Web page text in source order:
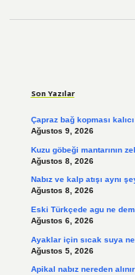
Son Yazılar
Çapraz bağ kopması
Ağustos 9, 2026
Kuzu göbeği mantarının
Ağustos 8, 2026
Nabız ve kalp atışı aynı
Ağustos 8, 2026
Eski Türkçede agu ne
Ağustos 6, 2026
Ayaklar için sıcak suya
Ağustos 5, 2026
Apikal nabız nereden